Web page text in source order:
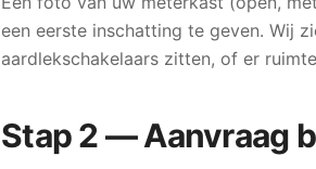
een eerste inschatting te geven. Wij
aardlekschakelaars zitten, of er
Stap 2 — Aanvraag